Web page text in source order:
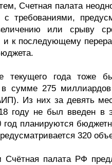
Счетная палата
с требованиями,
или срыву
и к последующему
текущего года тоже
в сумме 275
Из них за девять
году не был введен в
планируются
320
палата РФ